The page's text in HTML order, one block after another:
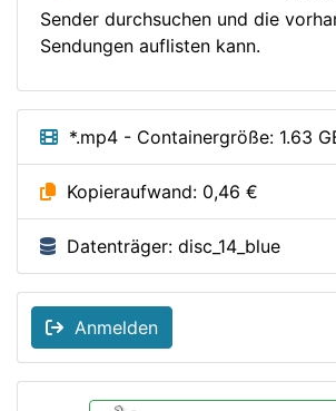
Sender durchsuchen und die
Sendungen auflisten kann.
*.mp4 - Containergröße: 1.63
Kopieraufwand: 0,46 €
Datenträger: disc_14_blue
Anmelden